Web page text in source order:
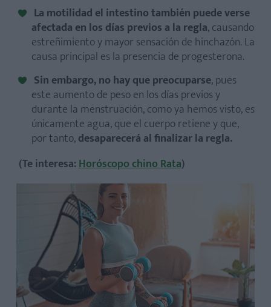
La motilidad el intestino también puede verse
afectada en los días previos a la regla, causando
estreñimiento y mayor sensación de hinchazón. La
causa principal es la presencia de progesterona.
Sin embargo, no hay que preocuparse, pues
este aumento de peso en los días previos y
durante la menstruación, como ya hemos visto, es
únicamente agua, que el cuerpo retiene y que,
por tanto,desaparecerá al finalizar la regla.
(Te interesa:Horóscopo chino Rata)